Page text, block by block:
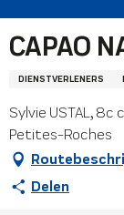
CAPAO
DIENSTVERLENERS
Sylvie USTAL,
Petites-Roches
Delen